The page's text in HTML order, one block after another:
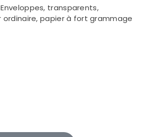
transparents,
papier à fort grammage